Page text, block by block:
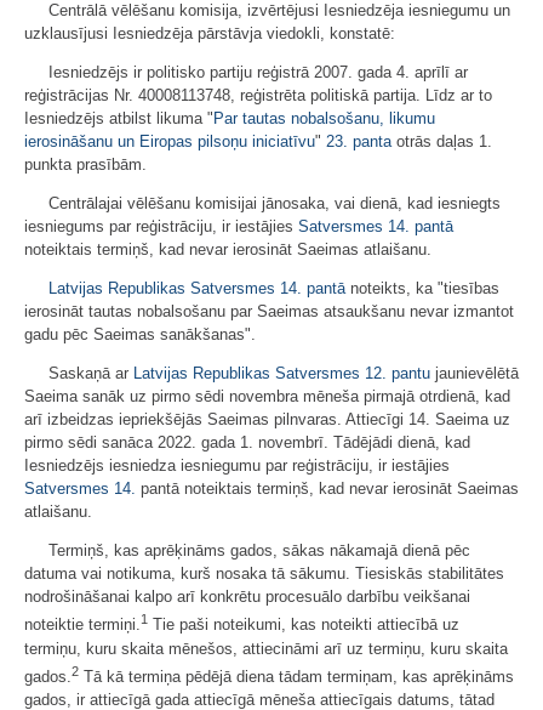
Centrālā vēlēšanu komisija, izvērtējusi Iesniedzēja iesniegumu un
uzklausījusi Iesniedzēja pārstāvja viedokli, konstatē:
Iesniedzējs ir politisko partiju reģistrā 2007. gada 4. aprīlī ar
reģistrācijas Nr. 40008113748, reģistrēta politiskā partija. Līdz ar to
Iesniedzējs atbilst likuma " Par tautas nobalsošanu, likumu
ierosināšanu un Eiropas pilsoņu iniciatīvu" 23. pantaotrās daļas 1.
punkta prasībām.
Centrālajai vēlēšanu komisijai jānosaka, vai dienā, kad iesniegts
iesniegums par reģistrāciju, ir iestājies Satversmes 14. pantā
noteiktais termiņš, kad nevar ierosināt Saeimas atlaišanu.
Latvijas Republikas Satversmes 14. pantānoteikts, ka "tiesības
ierosināt tautas nobalsošanu par Saeimas atsaukšanu nevar izmantot
gadu pēc Saeimas sanākšanas".
Saskaņā ar Latvijas Republikas Satversmes 12. pantu jaunievēlētā
Saeima sanāk uz pirmo sēdi novembra mēneša pirmajā otrdienā, kad
arī izbeidzas iepriekšējās Saeimas pilnvaras. Attiecīgi 14. Saeima uz
pirmo sēdi sanāca 2022. gada 1. novembrī. Tādējādi dienā, kad
Iesniedzējs iesniedza iesniegumu par reģistrāciju, ir iestājies
Satversmes 14. pantā noteiktais termiņš, kad nevar ierosināt Saeimas
atlaišanu.
Termiņš, kas aprēķināms gados, sākas nākamajā dienā pēc
datuma vai notikuma, kurš nosaka tā sākumu. Tiesiskās stabilitātes
nodrošināšanai kalpo arī konkrētu procesuālo darbību veikšanai
noteiktie termiņi.1 Tie paši noteikumi, kas noteikti attiecībā uz
termiņu, kuru skaita mēnešos, attiecināmi arī uz termiņu, kuru skaita
gados. 2 Tā kā termiņa pēdējā diena tādam termiņam, kas aprēķināms
gados, ir attiecīgā gada attiecīgā mēneša attiecīgais datums, tātad